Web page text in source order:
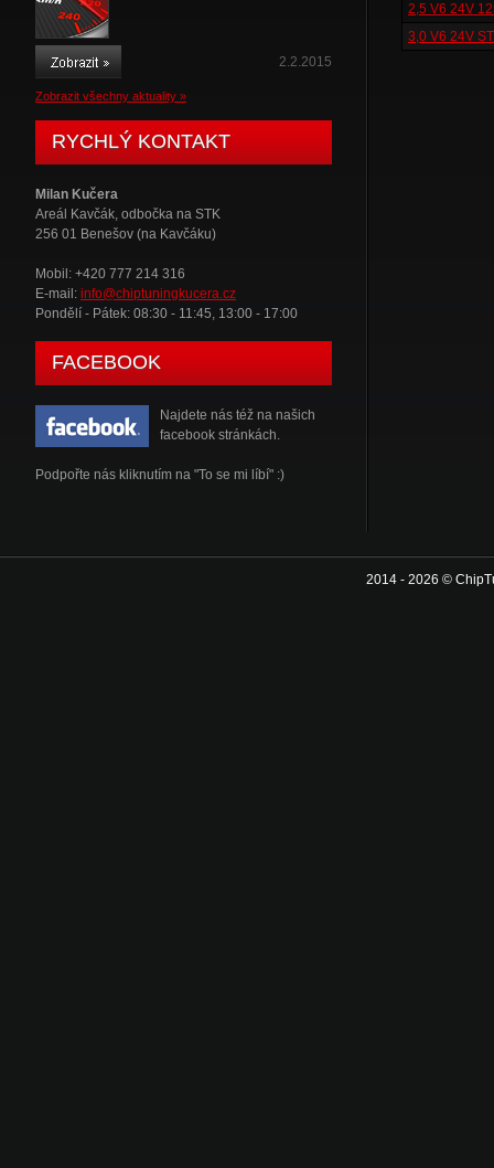
2.2.2015
Zobrazit všechny aktuality »
RYCHLÝ KONTAKT
Milan Kučera
Areál Kavčák, odbočka na STK
256 01 Benešov (na Kavčáku)
Mobil: +420 777 214 316
E-mail: info@chiptuningkucera.cz
Pondělí - Pátek: 08:30 - 11:45, 13:00 - 17:00
FACEBOOK
Najdete nás též na našich
facebook stránkách.
Podpořte nás kliknutím na "To se mi líbí" :)
2,5 V6 24V
3,0 V6 24V
2014 - 2026 ©